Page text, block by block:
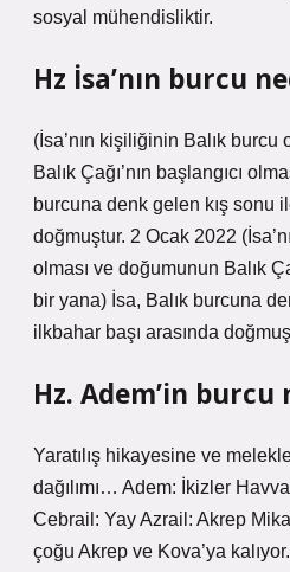
sosyal mühendisliktir.
Hz İsa’nın burcu
(İsa’nın kişiliğinin Balık burcu
Balık Çağı’nın başlangıcı
burcuna denk gelen kış sonu
doğmuştur. 2 Ocak 2022
olması ve doğumunun Balık
bir yana) İsa, Balık burcuna
ilkbahar başı arasında
Hz. Adem’in burcu
Yaratılış hikayesine ve
dağılımı… Adem: İkizler
Cebrail: Yay Azrail: Akrep
çoğu Akrep ve Kova’ya